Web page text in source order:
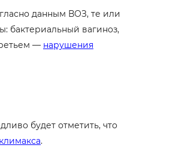
данным ВОЗ, те или
бактериальный вагиноз,
— нарушения
будет отметить, что
климакса.